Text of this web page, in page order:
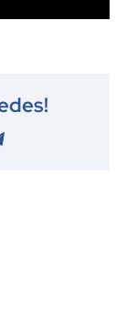
Telegram